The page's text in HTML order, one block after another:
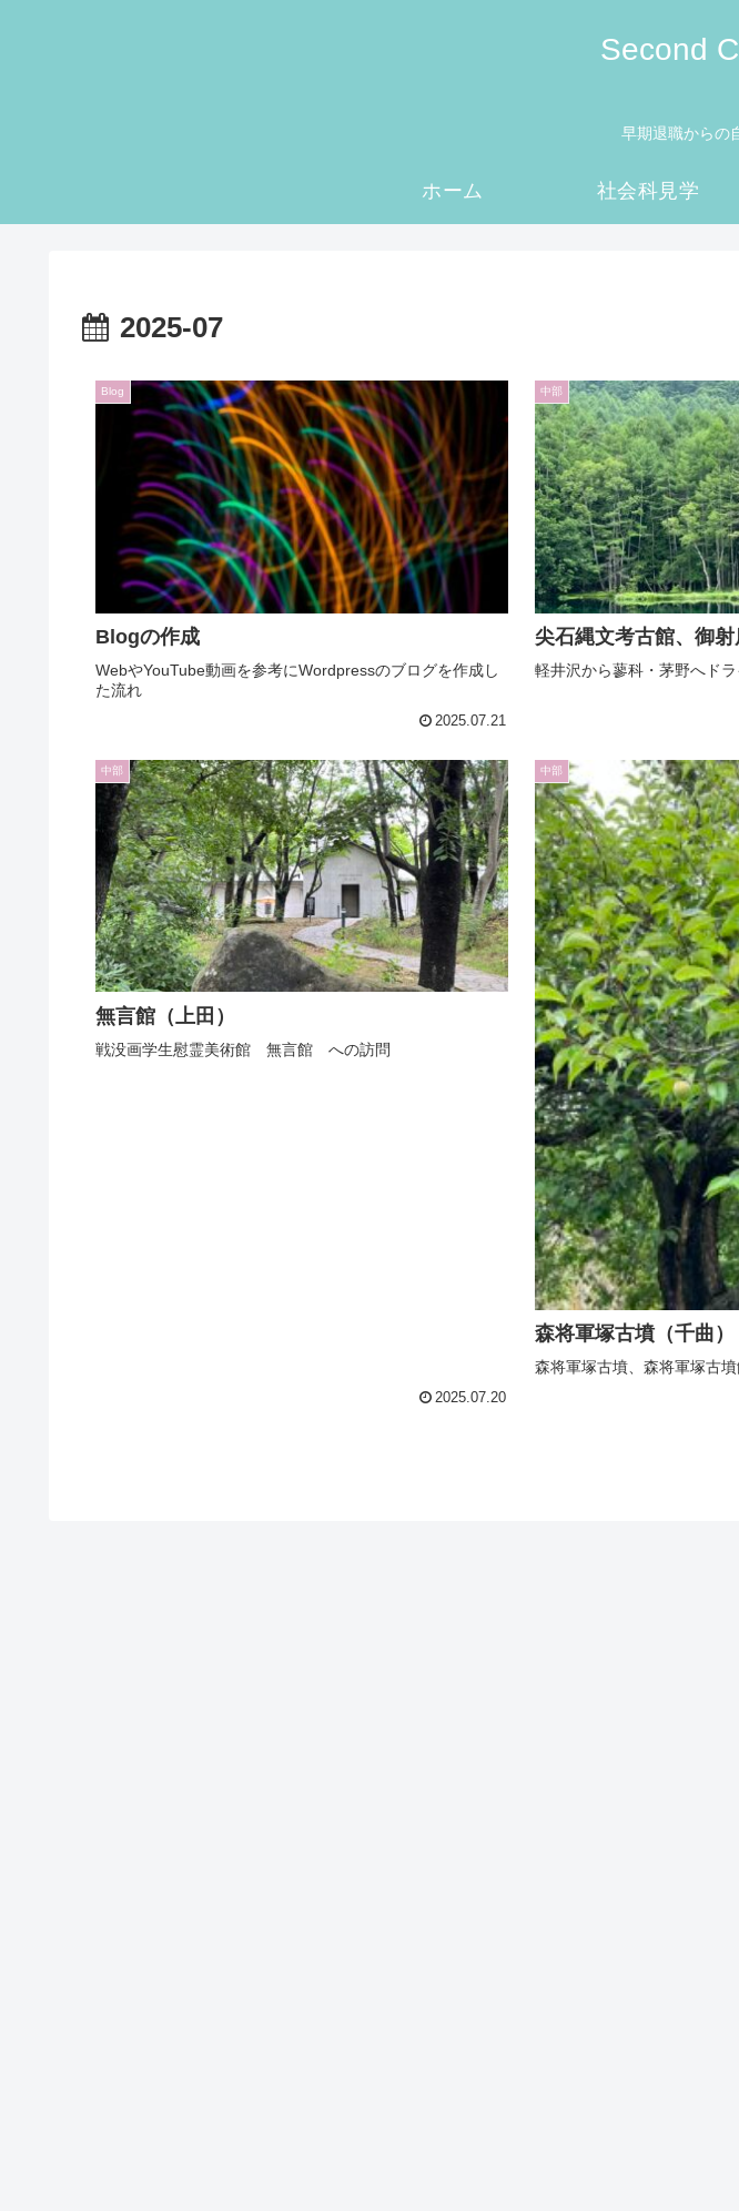
Second
早期退職からの
ホーム 社会科見学
2025-07
Blog
Blogの作成
WebやYouTube動画を参考にWordpressのブログを作成し
た流れ
2025.07.21
中部
尖石縄文考古館、御射
軽井沢から蓼科・茅野へド
中部
無言館（上田）
戦没画学生慰霊美術館 無言館 への訪問
2025.07.20
中部
森将軍塚古墳（千曲）
森将軍塚古墳、森将軍塚古